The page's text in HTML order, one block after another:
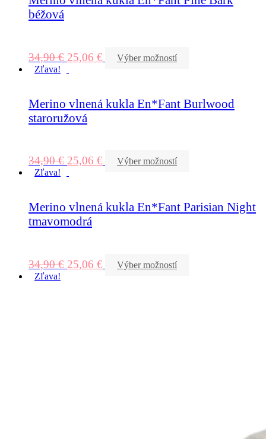
béžová
34,90€ 25,06 €
Výber možností
Zľava!
Merino vlnená kukla En*Fant Burlwood
staroružová
34,90€ 25,06 €
Výber možností
Zľava!
Merino vlnená kukla En*Fant Parisian Night
tmavomodrá
34,90€ 25,06 €
Výber možností
Zľava!